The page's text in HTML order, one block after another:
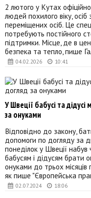
04.02.2026 10:41
2 лютого у Кутах
людей похилого віку, осіб
переміщених осіб. Це
потребують постійного
підтримки. Місце, де в
безпека та тепло, пише
02.07.2024 18:06
У Швеції бабусі та
за онуками
Відповідно до закону,
допомоги по догляду за
понеділок у Швеції набув
бабусям і дідусям брати
онуками до трьох
як пише "Європейська